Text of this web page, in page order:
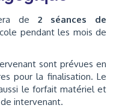
de 2 séances de
pendant les mois de
sont prévues en
pour la finalisation. Le
le forfait matériel et
intervenant.